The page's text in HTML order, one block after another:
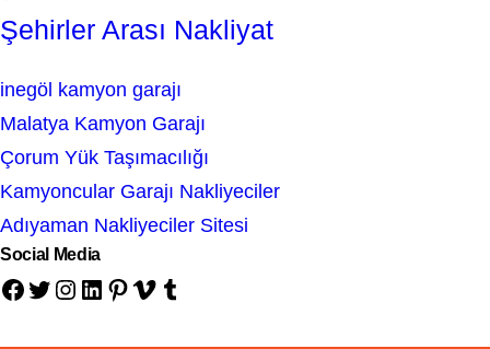
Şehirler Arası Nakliyat
inegöl kamyon garajı
Malatya Kamyon Garajı
Çorum Yük Taşımacılığı
Kamyoncular Garajı Nakliyeciler
Adıyaman Nakliyeciler Sitesi
Social Media
Facebook Twitter Instagram LinkedIn Pinterest Vimeo Tumblr